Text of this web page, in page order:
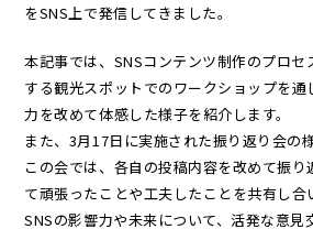
をSNS上で発信してきました。
本記事では、SNSコンテンツ制作のプロセ
する観光スポットでのワークショップを
力を改めて体感した様子を紹介します。
また、3月17日に実施された振り返り会の
この会では、各自の投稿内容を改めて振り
て頑張ったことや工夫したことを共有し合
SNSの影響力や未来について、活発な意見